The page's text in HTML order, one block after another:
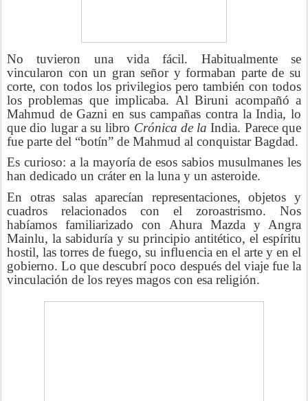
No tuvieron una vida fácil. Habitualmente se
vincularon con un gran señor y formaban parte de su
corte, con todos los privilegios pero también con todos
los problemas que implicaba. Al Biruni acompañó a
Mahmud de Gazni en sus campañas contra la India, lo
que dio lugar a su libro Crónica de laIndia. Parece que
fue parte del “botín” de Mahmud al conquistar Bagdad.
Es curioso: a la mayoría de esos sabios musulmanes les
han dedicado un cráter en la luna y un asteroide.
En otras salas aparecían representaciones, objetos y
cuadros relacionados con el zoroastrismo. Nos
habíamos familiarizado con Ahura Mazda y Angra
Mainlu, la sabiduría y su principio antitético, el espíritu
hostil, las torres de fuego, su influencia en el arte y en el
gobierno. Lo que descubrí poco después del viaje fue la
vinculación de los reyes magos con esa religión.